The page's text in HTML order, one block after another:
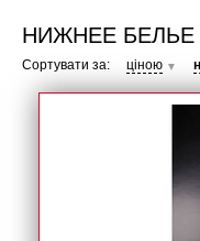
НИЖНЕЕ БЕЛЬЕ
Сортувати за: ціною ▼